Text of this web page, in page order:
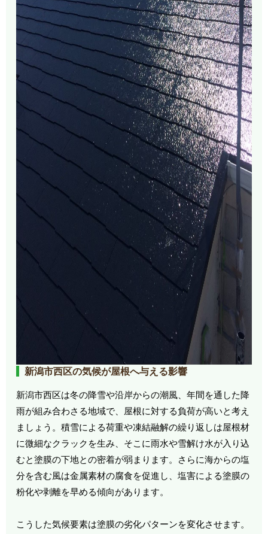
新潟市西区の気候が屋根へ与える影響
新潟市西区は冬の降雪や沿岸からの潮風、年間を通した降
雨が組み合わさる地域で、屋根に対する負荷が高いと考え
ましょう。積雪による荷重や凍結融解の繰り返しは屋根材
に微細なクラックを生み、そこに雨水や雪解け水が入り込
むと塗膜の下地との密着が弱まります。さらに海からの塩
分を含む風は金属素材の腐食を促進し、塩害による塗膜の
粉化や剥離を早める傾向があります。
こうした気候要素は塗膜の劣化パターンを変化させます。